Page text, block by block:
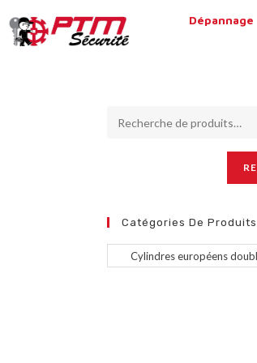
Dépannage
Catégories De Produits